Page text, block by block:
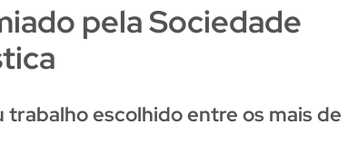
pela Sociedade
escolhido entre os mais de